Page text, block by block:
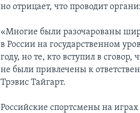
но отрицает, что проводит
«Многие были разочарованы
в России на государственном
году, но те, кто вступил в
не были привлечены к
Трэвис Тайгарт.
Российские спортсмены на